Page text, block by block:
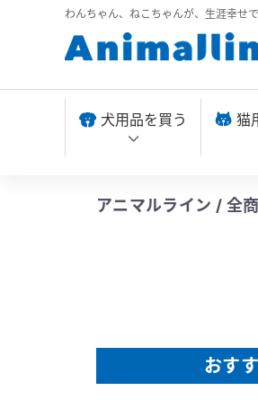
わんちゃん、ねこちゃんが、生涯幸せ
犬用品を買う 猫
アニマルライン / 全
おす